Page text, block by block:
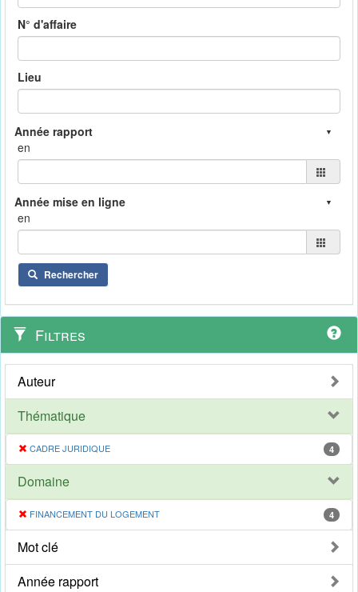
N° d'affaire
Lieu
en
en
Rechercher
Filtres
Auteur
Thématique
CADRE JURIDIQUE 4
Domaine
FINANCEMENT DU LOGEMENT 4
Mot clé
Année rapport